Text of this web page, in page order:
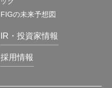
FIGの未来予想図
IR・投資家情報
採用情報